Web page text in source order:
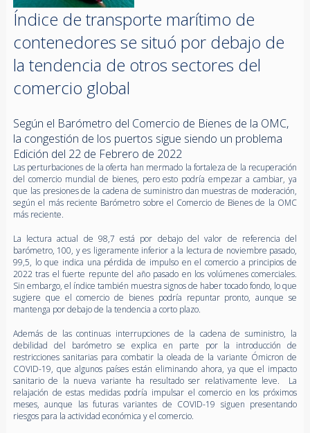
Índice de transporte marítimo de
contenedores se situó por debajo de
la tendencia de otros sectores del
comercio global
Según el Barómetro del Comercio de Bienes de la OMC,
la congestión de los puertos sigue siendo un problema
Edición del 22 de Febrero de 2022
Las perturbaciones de la oferta han mermado la fortaleza de la recuperación
del comercio mundial de bienes, pero esto podría empezar a cambiar, ya
que las presiones de la cadena de suministro dan muestras de moderación,
según el más reciente Barómetro sobre el Comercio de Bienes de la OMC
más reciente.
La lectura actual de 98,7 está por debajo del valor de referencia del
barómetro, 100, y es ligeramente inferior a la lectura de noviembre pasado,
99,5, lo que indica una pérdida de impulso en el comercio a principios de
2022 tras el fuerte repunte del año pasado en los volúmenes comerciales.
Sin embargo, el índice también muestra signos de haber tocado fondo, lo que
sugiere que el comercio de bienes podría repuntar pronto, aunque se
mantenga por debajo de la tendencia a corto plazo.
Además de las continuas interrupciones de la cadena de suministro, la
debilidad del barómetro se explica en parte por la introducción de
restricciones sanitarias para combatir la oleada de la variante Ómicron de
COVID-19, que algunos países están eliminando ahora, ya que el impacto
sanitario de la nueva variante ha resultado ser relativamente leve. La
relajación de estas medidas podría impulsar el comercio en los próximos
meses, aunque las futuras variantes de COVID-19 siguen presentando
riesgos para la actividad económica y el comercio.